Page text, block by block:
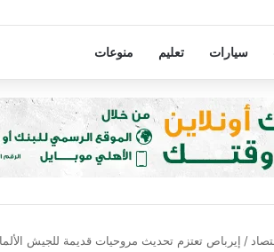
سيارات تعليم منوعات
/ إيرباص تعتزم تحديث مروحيات قديمة للجيش